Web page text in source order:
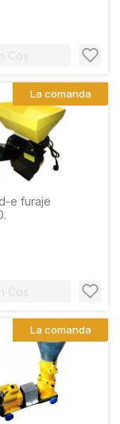
Coș
e furaje
Coș
La comanda
La comanda